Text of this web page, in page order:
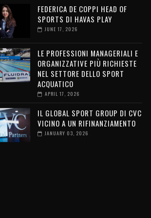
FEDERICA DE COPPI HEAD OF
SPORTS DI HAVAS PLAY
JUNE 17, 2026
LE PROFESSIONI MANAGERIALI E
ORGANIZZATIVE PIÙ RICHIESTE
NEL SETTORE DELLO SPORT
ACQUATICO
APRIL 17, 2026
IL GLOBAL SPORT GROUP DI CVC
VICINO A UN RIFINANZIAMENTO
JANUARY 03, 2026